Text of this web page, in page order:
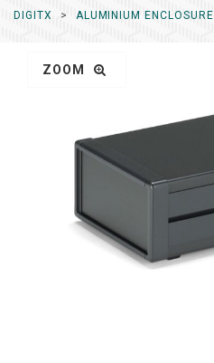
DIGITX ALUMINIUM ENCLOSURE
ZOOM